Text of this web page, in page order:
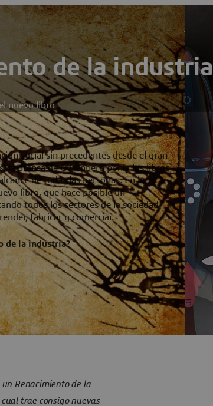
de la industria
nuevo libro
social sin precedentes desde el gran
la prensa de Gutenberg ponía los libros -
de todas las personas. En la
libro, que hace posible un
todos los sectores de la sociedad
fabricar y comerciar.
de la industria?
Renacimiento de la
trae consigo nuevas